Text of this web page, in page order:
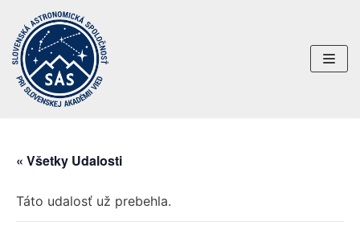
Preskočiť
na
obsah
« Všetky Udalosti
Táto udalosť už prebehla.